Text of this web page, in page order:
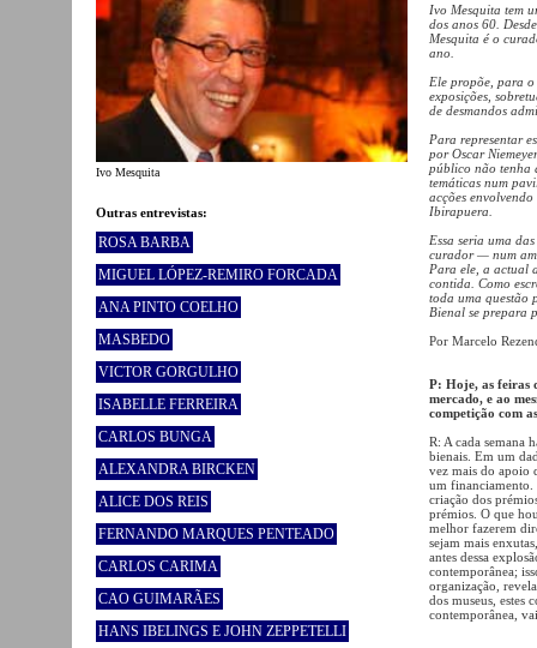
Ivo Mesquita
Outras entrevistas:
ROSA BARBA
MIGUEL LÓPEZ-REMIRO FORCADA
ANA PINTO COELHO
MASBEDO
VICTOR GORGULHO
ISABELLE FERREIRA
CARLOS BUNGA
ALEXANDRA BIRCKEN
ALICE DOS REIS
FERNANDO MARQUES PENTEADO
CARLOS CARIMA
CAO GUIMARÃES
HANS IBELINGS E JOHN ZEPPETELLI
Ivo Mesquita tem
dos anos 60.
Mesquita é o
ano.
Ele propõe, para o
exposições,
de desmandos
Para representar
por Oscar
público não tenha
temáticas num
acções
Ibirapuera.
Essa seria uma
curador — num
Para ele, a actual
contida. Como
toda uma questão
Bienal se prepara
Por Marcelo
P: Hoje, as feiras
mercado, e ao
competição com
R: A cada semana
bienais. Em um
vez mais do apoio
um financiamento.
criação dos
prémios. O que
melhor fazerem
sejam mais
antes dessa
contemporânea;
organização,
dos museus, estes
contemporânea,